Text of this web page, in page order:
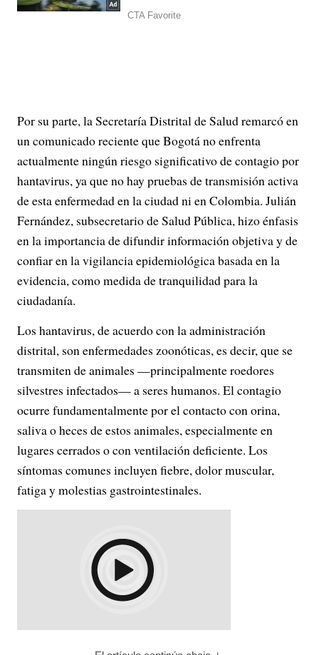
Por su parte, la Secretaría Distrital de Salud remarcó en
un comunicado reciente que Bogotá no enfrenta
actualmente ningún riesgo significativo de contagio por
hantavirus, ya que no hay pruebas de transmisión activa
de esta enfermedad en la ciudad ni en Colombia. Julián
Fernández, subsecretario de Salud Pública, hizo énfasis
en la importancia de difundir información objetiva y de
confiar en la vigilancia epidemiológica basada en la
evidencia, como medida de tranquilidad para la
ciudadanía.
Los hantavirus, de acuerdo con la administración
distrital, son enfermedades zoonóticas, es decir, que se
transmiten de animales —principalmente roedores
silvestres infectados— a seres humanos. El contagio
ocurre fundamentalmente por el contacto con orina,
saliva o heces de estos animales, especialmente en
lugares cerrados o con ventilación deficiente. Los
síntomas comunes incluyen fiebre, dolor muscular,
fatiga y molestias gastrointestinales.